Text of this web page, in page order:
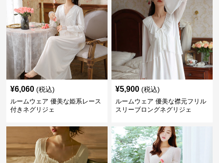
¥6,060 (税込)
ルームウェア 優美な姫系レース
付きネグリジェ
¥5,900 (税込)
ルームウェア 優美な襟元フリル
スリーブロングネグリジェ